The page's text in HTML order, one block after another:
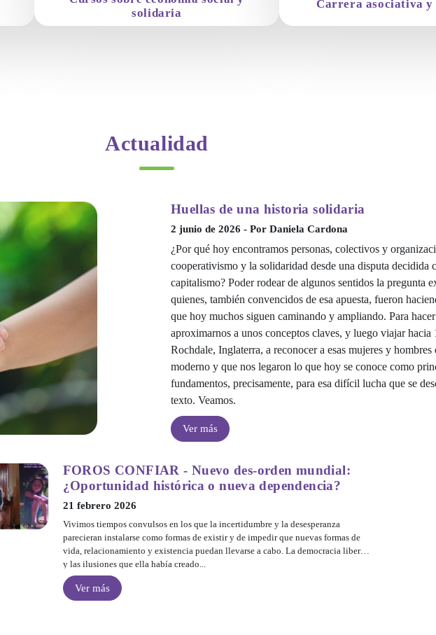
solidaria
Carrera asociativa
Actualidad
Huellas de una historia solidaria
2 junio de 2026 - Por Daniela Cardona
¿Por qué hoy encontramos personas, colectivos y
cooperativismo y la solidaridad desde una disputa
capitalismo? Poder rodear de algunos sentidos la pregunta
quienes, también convencidos de esa apuesta, fueron
que hoy muchos siguen caminando y ampliando. Para
aproximarnos a unos conceptos claves, y luego viajar
Rochdale, Inglaterra, a reconocer a esas mujeres y
moderno y que nos legaron lo que hoy se conoce como
fundamentos, precisamente, para esa difícil lucha que se
texto. Veamos.
Ver más
FOROS CONFIAR - Nuevo des-orden mundial:
¿Oportunidad histórica o nueva dependencia?
21 febrero 2026
Vivimos tiempos convulsos en los que la incertidumbre y la desesperanza
parecieran instalarse como formas de existir y de impedir que nuevas formas de
vida, relacionamiento y existencia puedan llevarse a cabo. La democracia liberal
y las ilusiones que ella había creado...
Ver más